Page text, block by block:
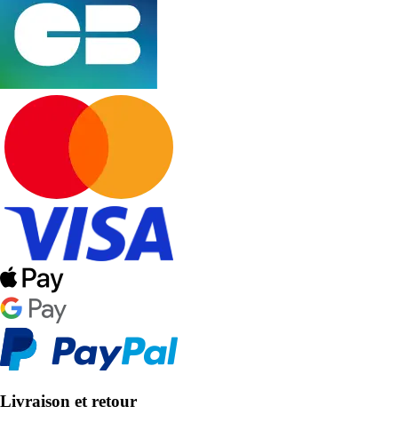
Livraison et retour